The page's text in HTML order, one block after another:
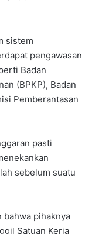
sistem
pengawasan
Badan
(BPKP), Badan
Pemberantasan
pasti
sebelum suatu
bahwa pihaknya
Satuan Kerja